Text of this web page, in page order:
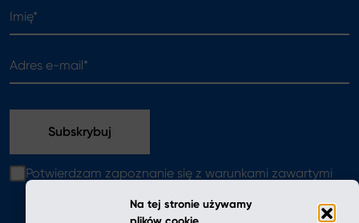
Na tej stronie używamy
Potwierdzam zapoznanie się z warunkami zawartymi